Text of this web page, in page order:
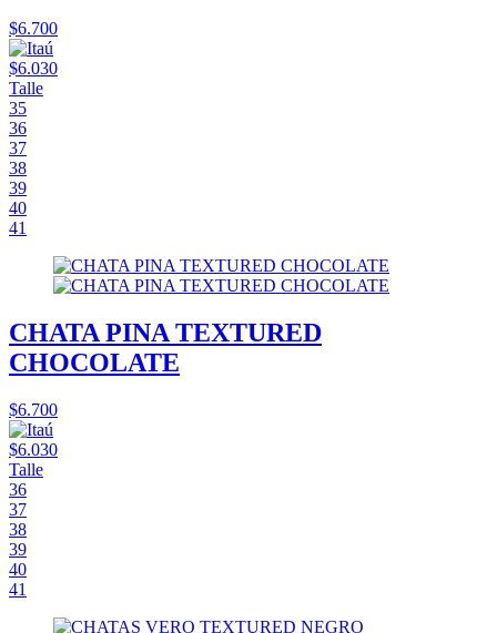
$6.700
$6.030
Talle
35
36
37
38
39
40
41
CHATA PINA TEXTURED
CHOCOLATE
$6.700
$6.030
Talle
36
37
38
39
40
41